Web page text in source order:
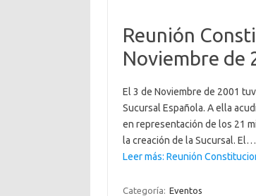
Reunión
Noviembre de
El 3 de Noviembre de 2001
Sucursal Española. A ella
en representación de los 21
la creación de la Sucursal. El…
Leer más: Reunión
Categoría: Eventos